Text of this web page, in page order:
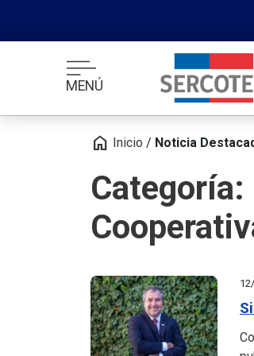
MENÚ
home Inicio / Noticia